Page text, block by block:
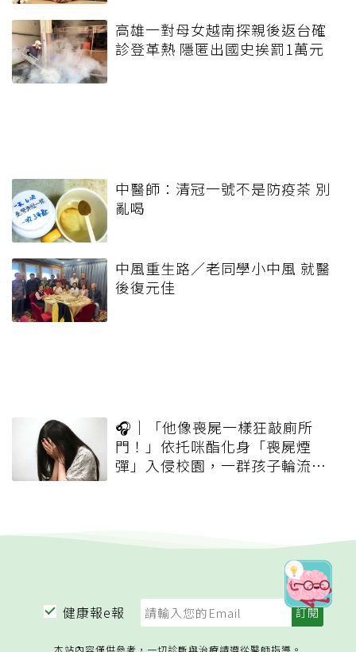
高雄一對母女越南探親後返台確
診登革熱 隱匿出國史挨罰1萬元
中醫師：清冠一號不是防疫茶 別
亂喝
中風重生路／老同學小中風 就醫
後復元佳
🎧｜「他像喪屍一樣狂敲廁所
門！」依托咪酯化身「喪屍煙
彈」入侵校園，一群孩子輪流吸
健康報e報